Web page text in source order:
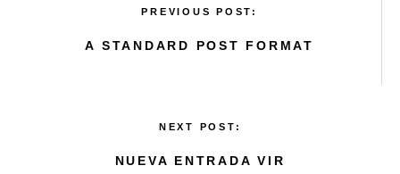
PREVIOUS POST:
A STANDARD POST FORMAT
NEXT POST:
NUEVA ENTRADA VIR